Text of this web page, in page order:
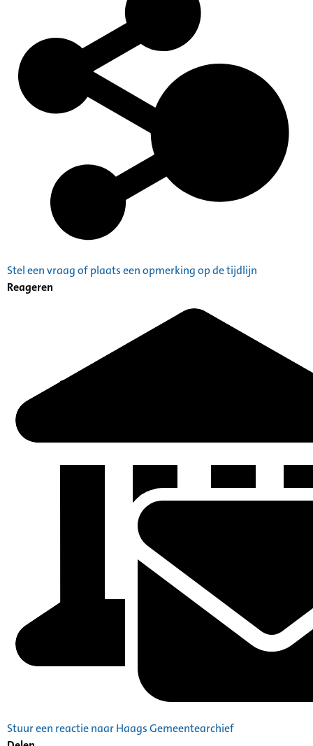
Stel een vraag of plaats een opmerking op de tijdlijn
Reageren
Stuur een reactie naar Haags Gemeentearchief